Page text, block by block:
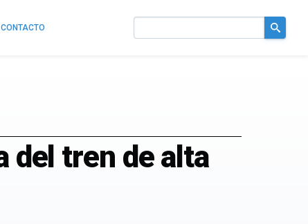
CONTACTO
del tren de alta